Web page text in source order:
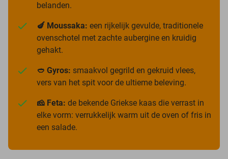
belanden.
🍆 Moussaka: een rijkelijk gevulde, traditionele
ovenschotel met zachte aubergine en kruidig
gehakt.
🥙 Gyros: smaakvol gegrild en gekruid vlees,
vers van het spit voor de ultieme beleving.
🧀 Feta: de bekende Griekse kaas die verrast in
elke vorm: verrukkelijk warm uit de oven of fris in
een salade.